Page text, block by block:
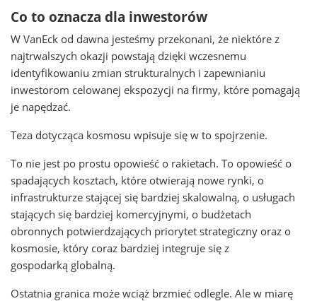
Co to oznacza dla inwestorów
W VanEck od dawna jesteśmy przekonani, że niektóre z
najtrwalszych okazji powstają dzięki wczesnemu
identyfikowaniu zmian strukturalnych i zapewnianiu
inwestorom celowanej ekspozycji na firmy, które pomagają
je napędzać.
Teza dotycząca kosmosu wpisuje się w to spojrzenie.
To nie jest po prostu opowieść o rakietach. To opowieść o
spadających kosztach, które otwierają nowe rynki, o
infrastrukturze stającej się bardziej skalowalną, o usługach
stających się bardziej komercyjnymi, o budżetach
obronnych potwierdzających priorytet strategiczny oraz o
kosmosie, który coraz bardziej integruje się z
gospodarką globalną.
Ostatnia granica może wciąż brzmieć odlegle. Ale w miarę